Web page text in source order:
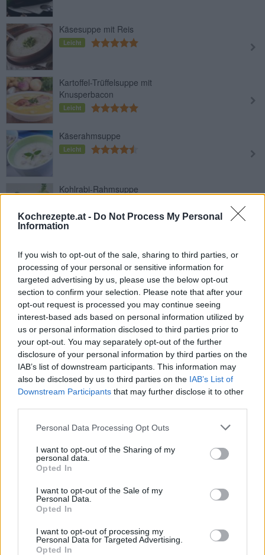
Kochrezepte.at - Do Not Process My Personal
Information
If you wish to opt-out of the sale, sharing to third parties, or
processing of your personal or sensitive information for
targeted advertising by us, please use the below opt-out
section to confirm your selection. Please note that after your
opt-out request is processed you may continue seeing
interest-based ads based on personal information utilized by
us or personal information disclosed to third parties prior to
your opt-out. You may separately opt-out of the further
disclosure of your personal information by third parties on the
IAB’s list of downstream participants. This information may
also be disclosed by us to third parties on the IAB’s List of
Downstream Participants that may further disclose it to other
Personal Data Processing Opt Outs
I want to opt-out of the Sharing of my
personal data.
Opted In
I want to opt-out of the Sale of my
Personal Data.
Opted In
I want to opt-out of processing my
Personal Data for Targeted Advertising.
Opted In
Käsesuppe mit Reis
Leicht
Kartoffel-Trüffelsuppe mit
Knusperbacon
Leicht
Käserahmsuppe
Leicht
Kohlrabi-Rahmsuppe
Leicht
Kräuter-Cremesuppe
Leicht
Maiscreme-Suppe
Leicht
Cremige Erbsensuppe
Leicht
Cremige Kastaniensuppe